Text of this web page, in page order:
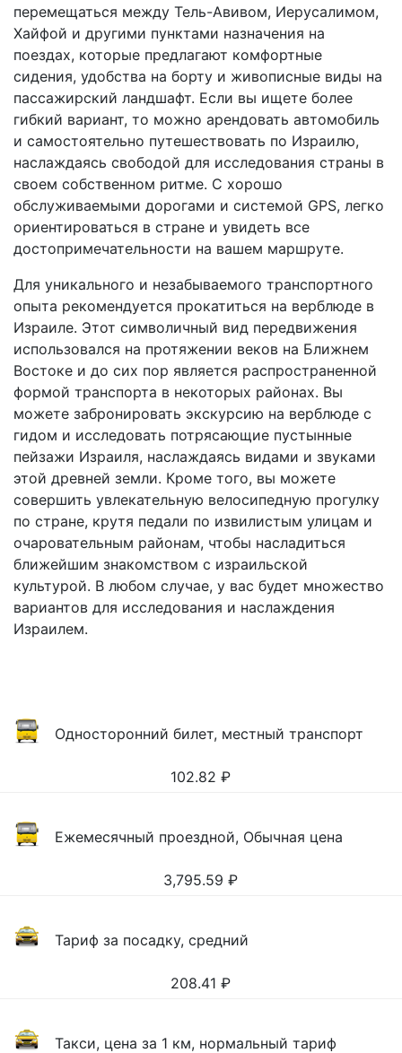
перемещаться между Тель-Авивом, Иерусалимом,
Хайфой и другими пунктами назначения на
поездах, которые предлагают комфортные
сидения, удобства на борту и живописные виды на
пассажирский ландшафт. Если вы ищете более
гибкий вариант, то можно арендовать автомобиль
и самостоятельно путешествовать по Израилю,
наслаждаясь свободой для исследования страны в
своем собственном ритме. С хорошо
обслуживаемыми дорогами и системой GPS, легко
ориентироваться в стране и увидеть все
достопримечательности на вашем маршруте.
Для уникального и незабываемого транспортного
опыта рекомендуется прокатиться на верблюде в
Израиле. Этот символичный вид передвижения
использовался на протяжении веков на Ближнем
Востоке и до сих пор является распространенной
формой транспорта в некоторых районах. Вы
можете забронировать экскурсию на верблюде с
гидом и исследовать потрясающие пустынные
пейзажи Израиля, наслаждаясь видами и звуками
этой древней земли. Кроме того, вы можете
совершить увлекательную велосипедную прогулку
по стране, крутя педали по извилистым улицам и
очаровательным районам, чтобы насладиться
ближейшим знакомством с израильской
культурой. В любом случае, у вас будет множество
вариантов для исследования и наслаждения
Израилем.
Односторонний билет, местный транспорт
102.82 ₽
Ежемесячный проездной, Обычная цена
3,795.59 ₽
Тариф за посадку, средний
208.41 ₽
Такси, цена за 1 км, нормальный тариф